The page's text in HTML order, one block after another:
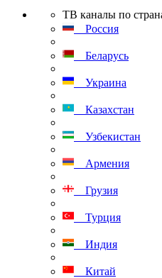
ТВ каналы по
Россия
Беларусь
Украина
Казахстан
Узбекистан
Армения
Грузия
Турция
Индия
Китай